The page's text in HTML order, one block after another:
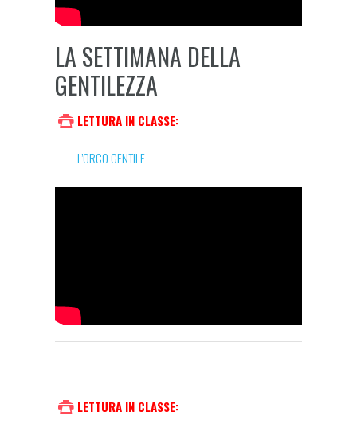
LA SETTIMANA DELLA
GENTILEZZA
LETTURA IN CLASSE:
L’ORCO GENTILE
LETTURA IN CLASSE: